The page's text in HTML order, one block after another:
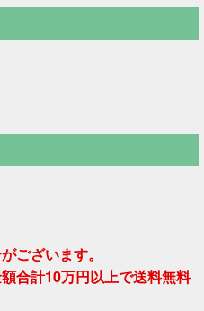
ございます。
合計10万円以上で送料無料